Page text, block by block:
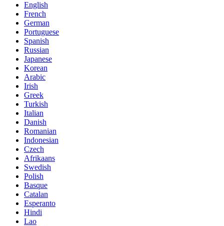
English
French
German
Portuguese
Spanish
Russian
Japanese
Korean
Arabic
Irish
Greek
Turkish
Italian
Danish
Romanian
Indonesian
Czech
Afrikaans
Swedish
Polish
Basque
Catalan
Esperanto
Hindi
Lao